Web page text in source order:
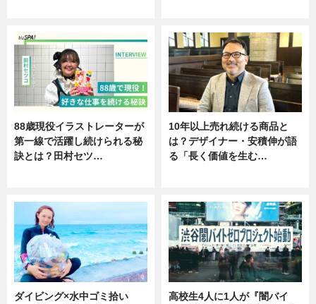
88歳現役イラストレーターが
第一線で活躍し続けられる秘
訣とは？田村セツ…
10年以上売れ続ける商品と
は？デザイナー・安積伸が語
る「長く価値を生む…
ダイビング×水中ゴミ拾い
高校生4人に1人が『闇バイ